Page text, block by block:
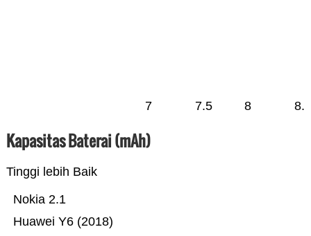
7 7.5 8 8.5
Kapasitas Baterai (mAh)
Tinggi lebih Baik
Huawei Y6 (2018)
Nokia 2.1